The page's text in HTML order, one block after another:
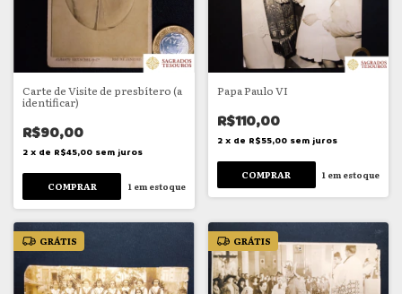
Carte de Visite de presbítero (a
identificar)
R$90,00
2 x de R$45,00 sem juros
1 em estoque
Papa Paulo VI
R$110,00
2 x de R$55,00 sem juros
1 em estoque
GRÁTIS GRÁTIS